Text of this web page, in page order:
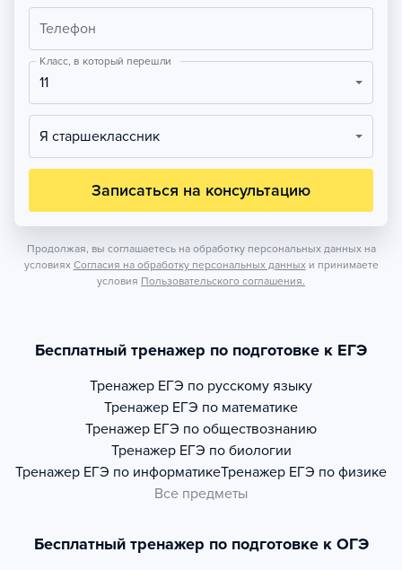
Телефон
Класс, в который перешли
11
Я старшеклассник
Записаться на консультацию
Продолжая, вы соглашаетесь на обработку персональных данных на
условиях Согласия на обработку персональных данных и принимаете
условия Пользовательского соглашения.
Бесплатный тренажер по подготовке к ЕГЭ
Тренажер ЕГЭ по русскому языку
Тренажер ЕГЭ по математике
Тренажер ЕГЭ по обществознанию
Тренажер ЕГЭ по биологии
Тренажер ЕГЭ по информатикеТренажер ЕГЭ по физике
Все предметы
Бесплатный тренажер по подготовке к ОГЭ